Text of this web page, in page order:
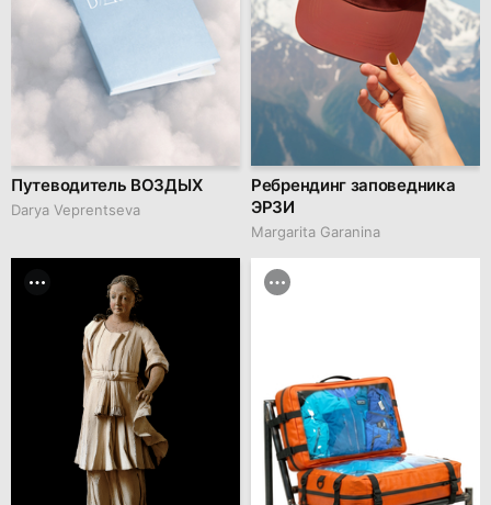
Путеводитель ВОЗДЫХ
Darya Veprentseva
Ребрендинг заповедника
ЭРЗИ
Margarita Garanina